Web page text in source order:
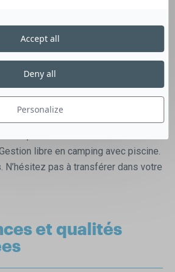
AUVERGNE-RHONE-ALPES
animateur (H/F) pour un séjour du 09
est axé sur la découverte des
(parapente, escalade, canoë) et
sensibilisation des jeunes au
libre en camping avec piscine.
N’hésitez pas à transférer dans votre
et qualités
Personalize
Deny all
Accept all